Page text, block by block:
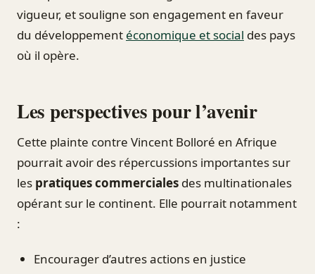
vigueur, et souligne son engagement en faveur
du développement économique et social des pays
où il opère.
Les perspectives pour l’avenir
Cette plainte contre Vincent Bolloré en Afrique
pourrait avoir des répercussions importantes sur
les pratiques commerciales des multinationales
opérant sur le continent. Elle pourrait notamment
:
Encourager d’autres actions en justice